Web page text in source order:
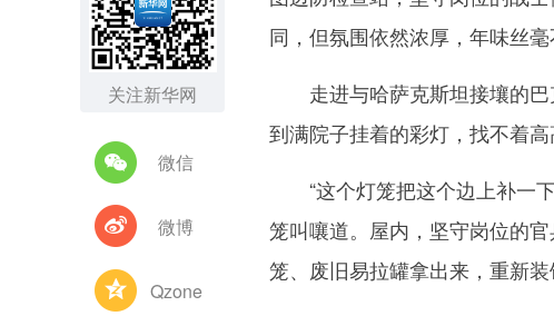
关注新华网
微信
微博
Qzone
同，但氛围依然浓厚，年味丝毫
走进与哈萨克斯坦接壤的巴
到满院子挂着的彩灯，找不着
“这个灯笼把这个边上补一下
笼叫嚷道。屋内，坚守岗位的
笼、废旧易拉罐拿出来，重新装